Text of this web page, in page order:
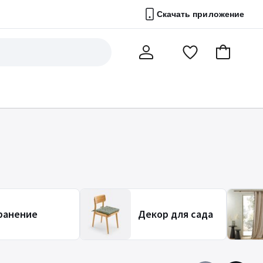
Скачать приложение
ПерейтиВ
Декор для сада